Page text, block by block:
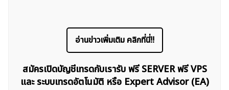
อ่านข่าวเพิ่มเติม คลิกที่นี่!!
สมัครเปิดบัญชีเทรดกับเรารับ ฟรี SERVER ฟรี VPS
และ ระบบเทรดอัตโนมัติ หรือ Expert Advisor (EA)